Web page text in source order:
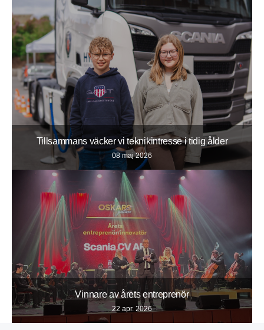
Tillsammans väcker vi teknikintresse i tidig ålder
08 maj 2026
Vinnare av årets entreprenör
22 apr. 2026